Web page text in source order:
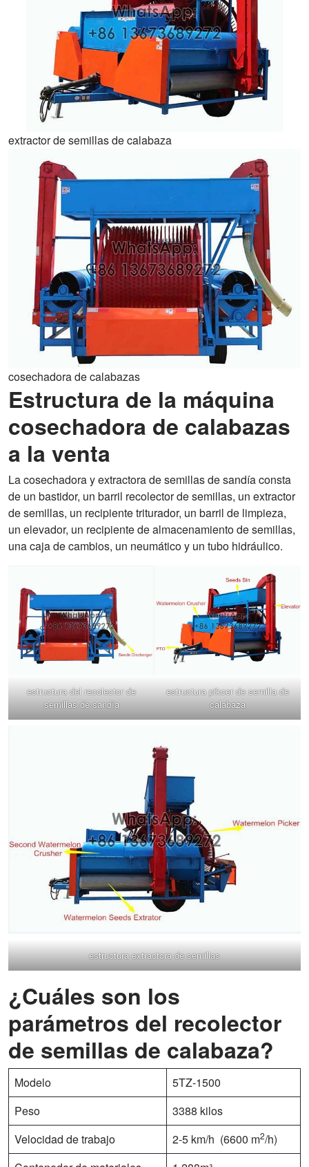
extractor de semillas de calabaza
cosechadora de calabazas
Estructura de la máquina
cosechadora de calabazas
a la venta
La cosechadora y extractora de semillas de sandía consta
de un bastidor, un barril recolector de semillas, un extractor
de semillas, un recipiente triturador, un barril de limpieza,
un elevador, un recipiente de almacenamiento de semillas,
una caja de cambios, un neumático y un tubo hidráulico.
estructura del recolector de
semillas de sandía
estructura pikcer de semilla de
calabaza
estructura extractora de semillas
¿Cuáles son los
parámetros del recolector
de semillas de calabaza?
Modelo
5TZ-1500
Peso
3388 kilos
Velocidad de trabajo
2-5 km/h (6600 m2/h)